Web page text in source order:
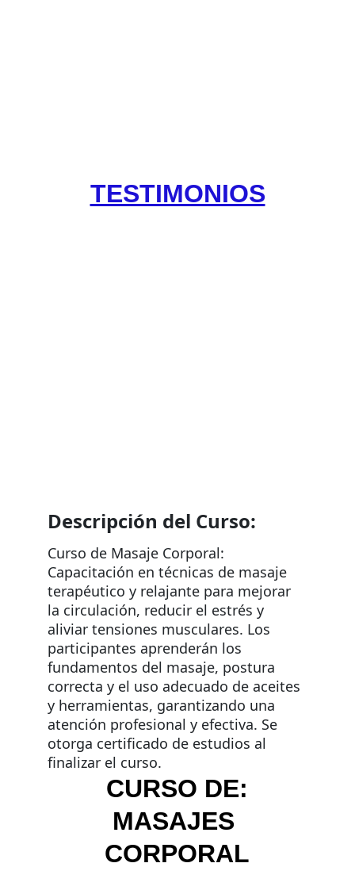
TESTIMONIOS
Curso de Masaje Corporal:
Capacitación en técnicas de masaje
terapéutico y relajante para mejorar
la circulación, reducir el estrés y
aliviar tensiones musculares. Los
participantes aprenderán los
fundamentos del masaje, postura
correcta y el uso adecuado de aceites
y herramientas, garantizando una
atención profesional y efectiva. Se
otorga certificado de estudios al
finalizar el curso.
Descripción del Curso:
CURSO DE:
MASAJES
CORPORAL